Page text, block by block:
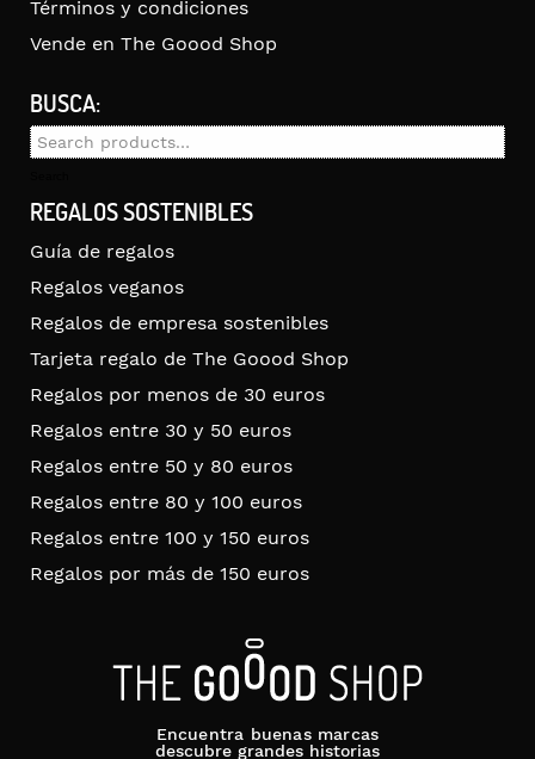
Términos y condiciones
Vende en The Goood Shop
BUSCA:
Search
REGALOS SOSTENIBLES
Guía de regalos
Regalos veganos
Regalos de empresa sostenibles
Tarjeta regalo de The Goood Shop
Regalos por menos de 30 euros
Regalos entre 30 y 50 euros
Regalos entre 50 y 80 euros
Regalos entre 80 y 100 euros
Regalos entre 100 y 150 euros
Regalos por más de 150 euros
Encuentra buenas marcas
descubre grandes historias